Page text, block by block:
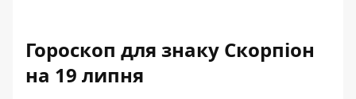
Гороскоп для знаку Скорпіон
на 19 липня